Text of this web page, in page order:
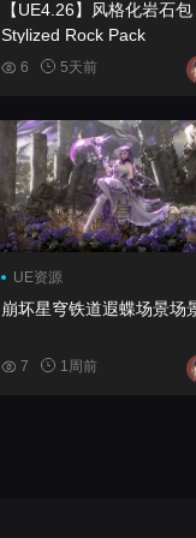
【UE4.26】风格化岩石包
Stylized Rock Pack
6 5天前
UE资源
崩坏星穹铁道遐蝶场景场
7 1周前